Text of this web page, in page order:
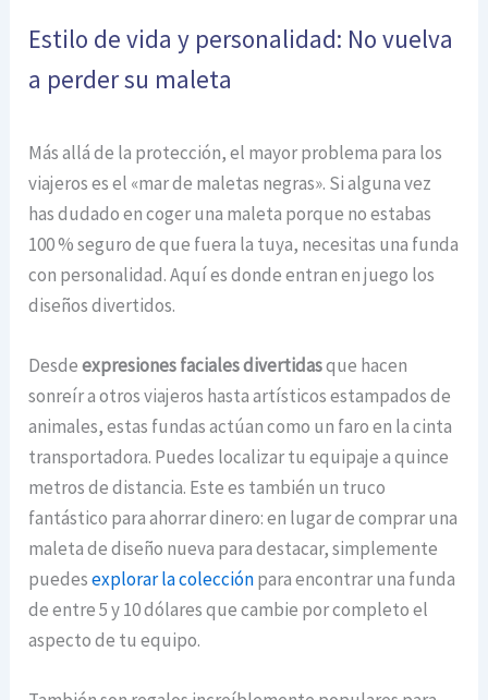
Estilo de vida y personalidad: No vuelva
a perder su maleta
Más allá de la protección, el mayor problema para los
viajeros es el «mar de maletas negras». Si alguna vez
has dudado en coger una maleta porque no estabas
100 % seguro de que fuera la tuya, necesitas una funda
con personalidad. Aquí es donde entran en juego los
diseños divertidos.
Desdeexpresiones faciales divertidasque hacen
sonreír a otros viajeros hasta artísticos estampados de
animales, estas fundas actúan como un faro en la cinta
transportadora. Puedes localizar tu equipaje a quince
metros de distancia. Este es también un truco
fantástico para ahorrar dinero: en lugar de comprar una
maleta de diseño nueva para destacar, simplemente
puedesexplorar la colecciónpara encontrar una funda
de entre 5 y 10 dólares que cambie por completo el
aspecto de tu equipo.